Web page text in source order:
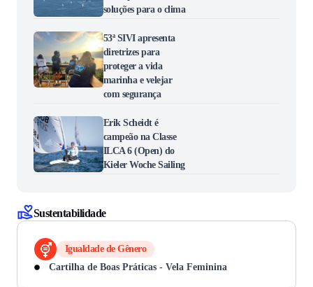
soluções para o clima
53ª SIVI apresenta
diretrizes para
proteger a vida
marinha e velejar
com segurança
Erik Scheidt é
campeão na Classe
ILCA 6 (Open) do
Kieler Woche Sailing
Sustentabilidade
Igualdade de Gênero
Cartilha de Boas Práticas - Vela Feminina